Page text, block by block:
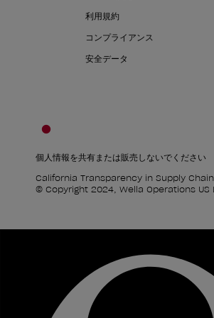
利用規約
コンプライアンス
安全データ
個人情報を共有または販売しないでください
California Transparency in Supply
© Copyright 2024, Wella Operations US